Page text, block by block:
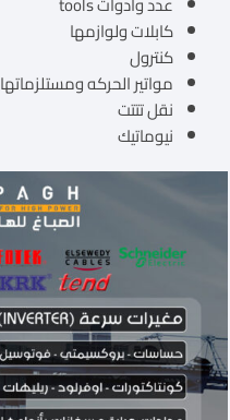
كابلات ولوازمها
كنترول
مواتير الحركه ومستلزماتها
نقل تتتت
نيوماتيك